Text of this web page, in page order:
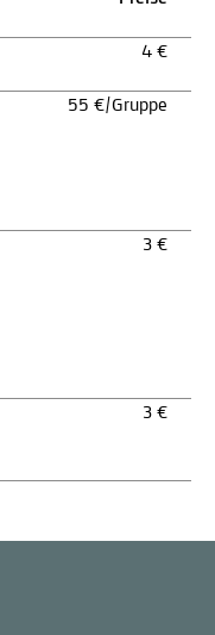
4 €
55 €/Gruppe
3 €
3 €